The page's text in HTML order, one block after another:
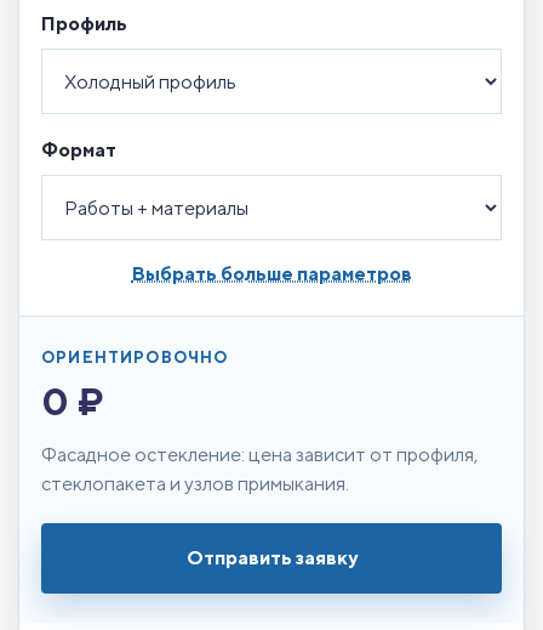
Профиль
Формат
Выбрать больше параметров
ОРИЕНТИРОВОЧНО
0 ₽
Фасадное остекление: цена зависит от профиля,
стеклопакета и узлов примыкания.
Отправить заявку